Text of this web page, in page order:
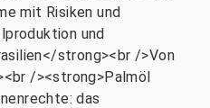
mit Risiken und
und
strong><br />Von
/><strong>Palmöl
das